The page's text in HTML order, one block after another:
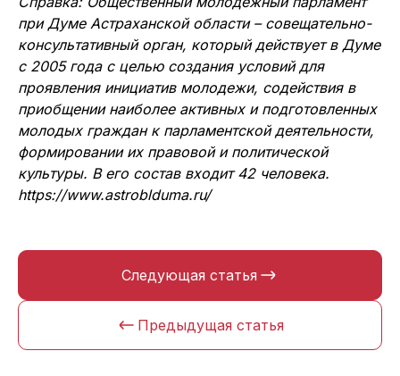
при Думе Астраханской области – совещательно-
консультативный орган, который действует в Думе
с 2005 года с целью создания условий для
проявления инициатив молодежи, содействия в
приобщении наиболее активных и подготовленных
молодых граждан к парламентской деятельности,
формировании их правовой и политической
культуры. В его состав входит 42 человека.
https://www.astroblduma.ru/
Предыдущая статья
Следующая статья